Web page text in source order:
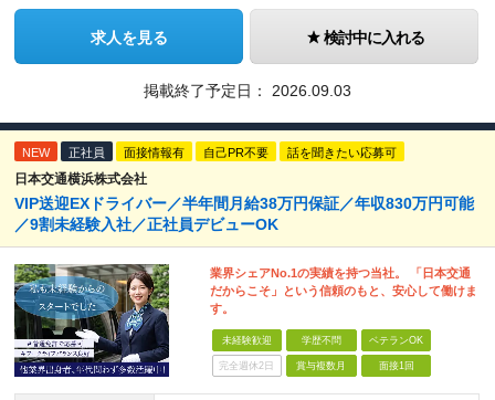
求人を見る 検討中に入れる
掲載終了予定日： 2026.09.03
NEW 正社員 面接情報有 自己PR不要 話を聞きたい応募可
日本交通横浜株式会社
VIP送迎EXドライバー／半年間月給38万円保証／年収830万円可能
／9割未経験入社／正社員デビューOK
業界シェアNo.1の実績を持つ当社。 「日本交通
だからこそ」という信頼のもと、安心して働けま
す。
未経験歓迎 学歴不問 ベテランOK
完全週休2日 賞与複数月 面接1回